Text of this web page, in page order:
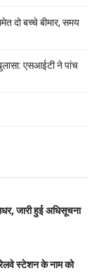
दो बच्चे बीमार, समय
एसआईटी ने पांच
जारी हुई अधिसूचना
स्टेशन के नाम को